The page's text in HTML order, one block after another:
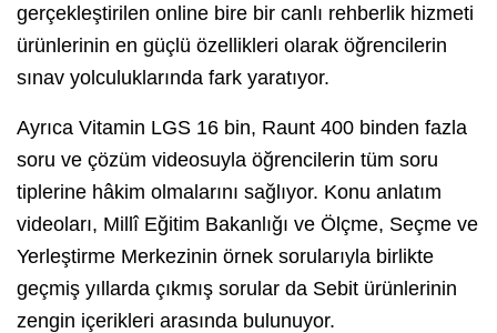
gerçekleştirilen online bire bir canlı rehberlik hizmeti
ürünlerinin en güçlü özellikleri olarak öğrencilerin
sınav yolculuklarında fark yaratıyor.
Ayrıca Vitamin LGS 16 bin, Raunt 400 binden fazla
soru ve çözüm videosuyla öğrencilerin tüm soru
tiplerine hâkim olmalarını sağlıyor. Konu anlatım
videoları, Millî Eğitim Bakanlığı ve Ölçme, Seçme ve
Yerleştirme Merkezinin örnek sorularıyla birlikte
geçmiş yıllarda çıkmış sorular da Sebit ürünlerinin
zengin içerikleri arasında bulunuyor.